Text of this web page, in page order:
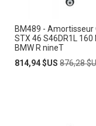
BM489 - Amortisseur
STX 46 S46DR1L
BMW R nineT
Prix
814,94 $US Prix
876,28